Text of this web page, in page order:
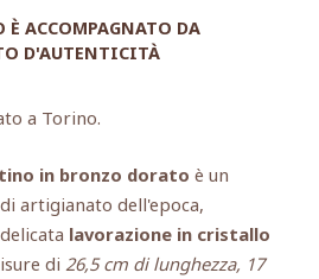
È ACCOMPAGNATO DA
D'AUTENTICITÀ
a Torino.
in bronzo dorato è un
artigianato dell'epoca,
lavorazione in cristallo
di 26,5 cm di lunghezza, 17